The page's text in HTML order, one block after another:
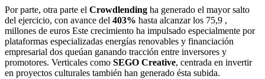
Por parte, otra parte el Crowdlending ha generado el mayor salto
del ejercicio, con avance del 403% hasta alcanzar los 75,9 ,
millones de euros Este crecimiento ha impulsado especialmente por
plataformas especializadas energías renovables y financiación
empresarial dos queúan ganando tracción entre inversores y
promotores. Verticales como SEGO Creative, centrada en invertir
en proyectos culturales también han generado ésta subida.